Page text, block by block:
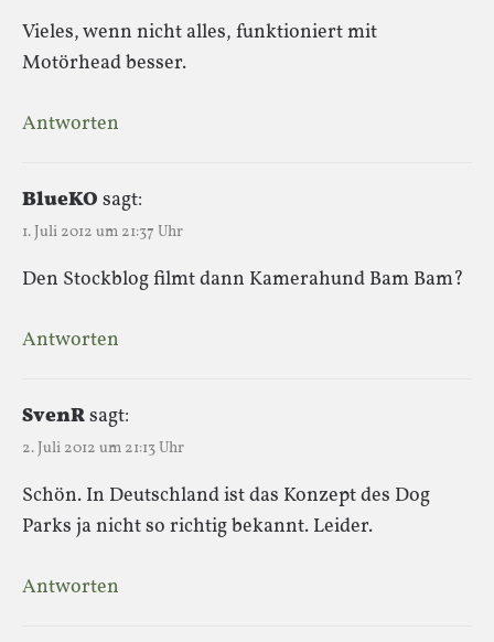
Vieles, wenn nicht alles, funktioniert mit
Motörhead besser.
Antworten
BlueKO sagt:
1. Juli 2012 um 21:37 Uhr
Den Stockblog filmt dann Kamerahund Bam Bam?
Antworten
SvenRsagt:
2. Juli 2012 um 21:13 Uhr
Schön. In Deutschland ist das Konzept des Dog
Parks ja nicht so richtig bekannt. Leider.
Antworten